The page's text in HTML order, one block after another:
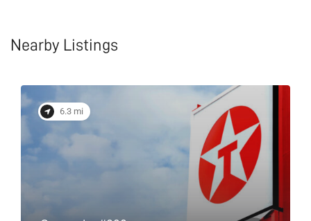
Nearby Listings
6.3 mi